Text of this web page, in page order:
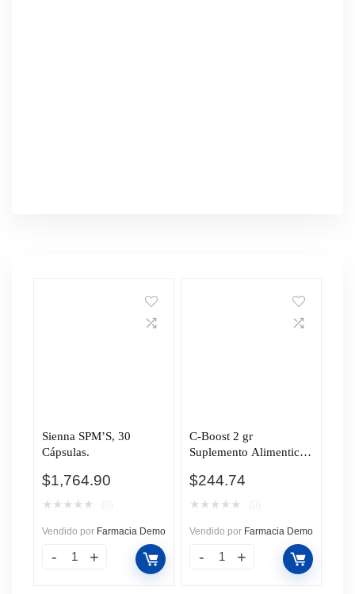
Sienna SPM’S, 30
Cápsulas.
$1,764.90
★ ★ ★ ★ ★
Vendido por Farmacia Demo
C-Boost 2 gr
Suplemento Alimenticio
gomitas.
$244.74
★ ★ ★ ★ ★
Vendido por Farmacia Demo